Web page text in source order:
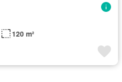
120 m²